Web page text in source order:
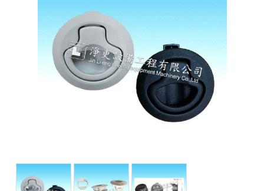
耐酸鹼、防腐蝕設備、槽體、製品結構工程
除臭設備
消毒殺菌淨化設備